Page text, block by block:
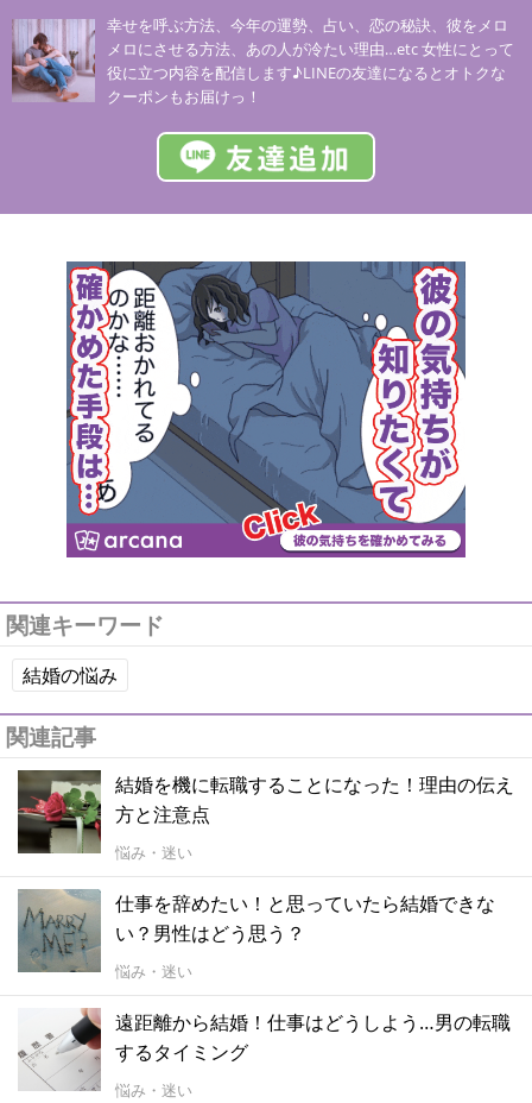
幸せを呼ぶ方法、今年の運勢、占い、恋の秘訣、彼をメロ
メロにさせる方法、あの人が冷たい理由…etc 女性にとって
役に立つ内容を配信します♪LINEの友達になるとオトクな
クーポンもお届けっ！
関連キーワード
結婚の悩み
関連記事
結婚を機に転職することになった！理由の伝え
方と注意点
悩み・迷い
仕事を辞めたい！と思っていたら結婚できな
い？男性はどう思う？
悩み・迷い
遠距離から結婚！仕事はどうしよう…男の転職
するタイミング
悩み・迷い